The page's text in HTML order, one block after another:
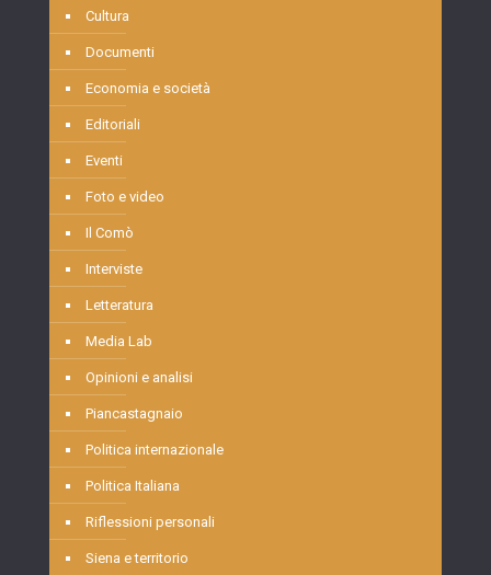
Cultura
Documenti
Economia e società
Editoriali
Eventi
Foto e video
Il Comò
Interviste
Letteratura
Media Lab
Opinioni e analisi
Piancastagnaio
Politica internazionale
Politica Italiana
Riflessioni personali
Siena e territorio